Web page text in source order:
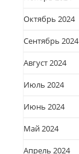
Октябрь 2024
Сентябрь 2024
Август 2024
Июль 2024
Июнь 2024
Май 2024
Апрель 2024